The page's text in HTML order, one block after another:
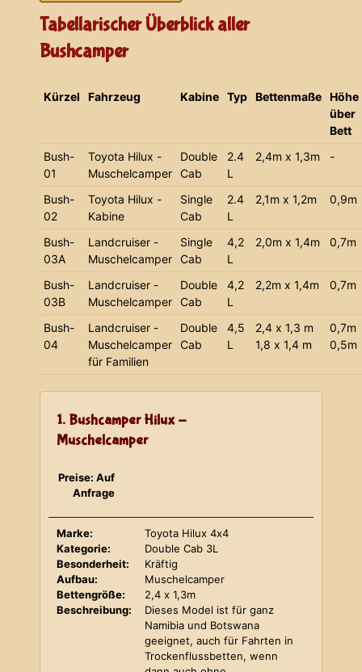
Tabellarischer Überblick aller
Bushcamper
Kürzel Fahrzeug Kabine Typ Bettenmaße Höhe
über
Bett
Bush-
01
Toyota Hilux -
Muschelcamper
Double
Cab
2.4
L
2,4m x 1,3m -
Bush-
02
Toyota Hilux -
Kabine
Single
Cab
2.4
L
2,1m x 1,2m 0,9m
Bush-
03A
Landcruiser -
Muschelcamper
Single
Cab
4,2
L
2,0m x 1,4m 0,7m
Bush-
03B
Landcruiser -
Muschelcamper
Double
Cab
4,2
L
2,2m x 1,4m 0,7m
Bush-
04
Landcruiser -
Muschelcamper
für Familien
Double
Cab
4,5
L
2,4 x 1,3 m
1,8 x 1,4 m
0,7m
0,5m
1. Bushcamper Hilux -
Muschelcamper
Preise: Auf
Anfrage
Marke:
Toyota Hilux 4x4
Kategorie:
Double Cab 3L
Besonderheit:
Kräftig
Aufbau:
Muschelcamper
Bettengröße:
2,4 x 1,3m
Beschreibung:
Dieses Model ist für ganz
Namibia und Botswana
geeignet, auch für Fahrten in
Trockenflussbetten, wenn